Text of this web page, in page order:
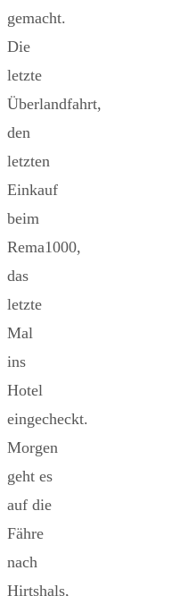
gemacht.
Die
letzte
Überlandfahrt,
den
letzten
Einkauf
beim
Rema1000,
das
letzte
Mal
ins
Hotel
eingecheckt.
Morgen
geht es
auf die
Fähre
nach
Hirtshals,